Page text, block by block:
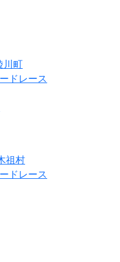
川町
ドレース
祖村
ドレース